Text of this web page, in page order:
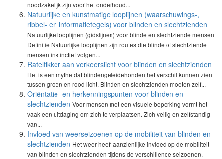
noodzakelijk zijn voor het onderhoud...
Natuurlijke en kunstmatige looplijnen (waarschuwings-,
ribbel- en informatietegels) voor blinden en slechtzienden
Natuurlijke looplijnen (gidslijnen) voor blinde en slechtziende mensen
Definitie Natuurlijke looplijnen zijn routes die blinde of slechtziende
mensen instinctief volgen...
Rateltikker aan verkeerslicht voor blinden en slechtzienden
Het is een mythe dat blindengeleidehonden het verschil kunnen zien
tussen groen en rood licht. Blinden en slechtzienden moeten zelf...
Oriëntatie- en herkenningspunten voor blinden en
slechtzienden Voor mensen met een visuele beperking vormt het
vaak een uitdaging om zich te verplaatsen. Zich veilig en zelfstandig
van...
Invloed van weerseizoenen op de mobiliteit van blinden en
slechtzienden Het weer heeft aanzienlijke invloed op de mobiliteit
van blinden en slechtzienden tijdens de verschillende seizoenen.